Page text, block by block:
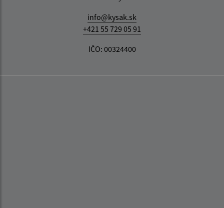
info@kysak.sk
+421 55 729 05 91
IČO: 00324400